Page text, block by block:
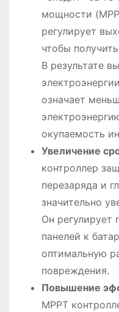
мощности
регулирует
чтобы
В результате
означает
окупаемость
Увеличение
контроллер
перезаряда и
значительно
Он регулирует
панелей к
оптимальную
повреждения․
Повышение
MPPT